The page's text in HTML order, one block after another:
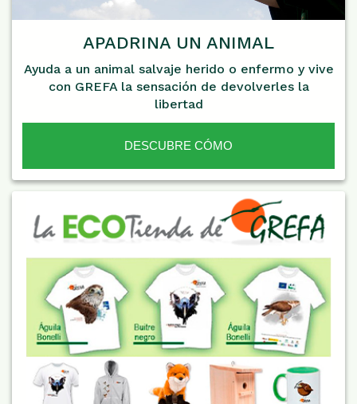
APADRINA UN ANIMAL
Ayuda a un animal salvaje herido o enfermo y vive
con GREFA la sensación de devolverles la
libertad
DESCUBRE CÓMO